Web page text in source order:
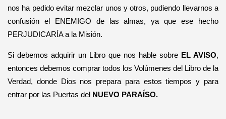
nos ha pedido evitar mezclar unos y otros, pudiendo llevarnos a
confusión el ENEMIGO de las almas, ya que ese hecho
PERJUDICARÍA a la Misión.
Si debemos adquirir un Libro que nos hable sobre EL AVISO,
entonces debemos comprar todos los Volúmenes del Libro de la
Verdad, donde Dios nos prepara para estos tiempos y para
entrar por las Puertas del NUEVO PARAÍSO.